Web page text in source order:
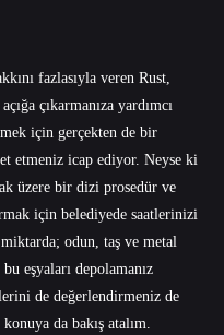
fazlasıyla veren Rust,
çıkarmanıza yardımcı
için gerçekten de bir
etmeniz icap ediyor. Neyse ki
üzere bir dizi prosedür ve
için belediyede saatlerinizi
odun, taş ve metal
eşyaları depolamanız
de değerlendirmeniz de
da bakış atalım.